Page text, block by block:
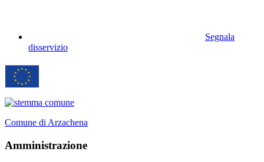
Segnala
disservizio
Comune di Arzachena
Amministrazione